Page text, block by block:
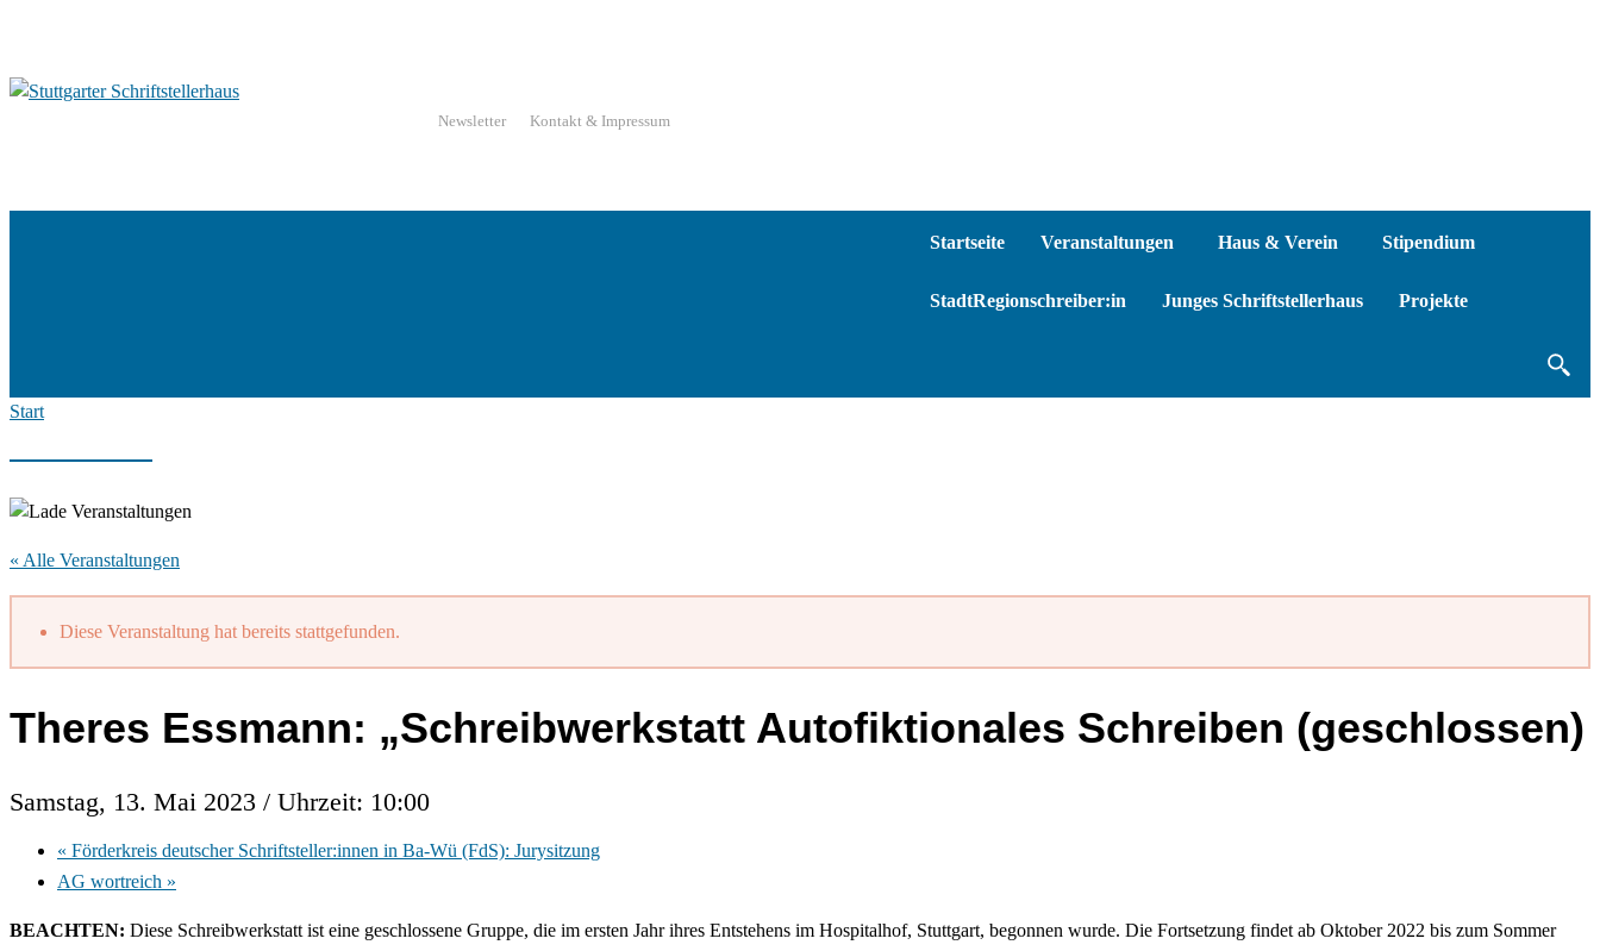
Newsletter Kontakt & Impressum
Startseite Veranstaltungen Haus & Verein Stipendium
StadtRegionschreiber:in Junges Schriftstellerhaus Projekte
Start
« Alle Veranstaltungen
Diese Veranstaltung hat bereits stattgefunden.
Theres Essmann: „Schreibwerkstatt Autofiktionales Schreiben (geschlossen)
Samstag, 13. Mai 2023 / Uhrzeit: 10:00
« Förderkreis deutscher Schriftsteller:innen in Ba-Wü (FdS): Jurysitzung
AG wortreich »
BEACHTEN: Diese Schreibwerkstatt ist eine geschlossene Gruppe, die im ersten Jahr ihres Entstehens im Hospitalhof, Stuttgart, begonnen wurde. Die Fortsetzung findet ab Oktober 2022 bis zum Sommer